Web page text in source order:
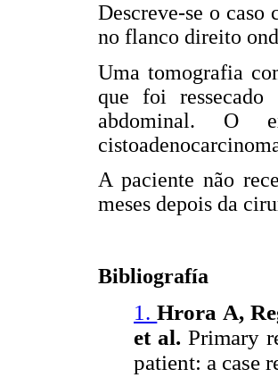
Descreve-se o
no flanco direito
Uma tomografia
que foi ressecado
abdominal. O
A paciente não
meses depois da
Bibliografía
1.Hrora A,
et al. Primary
patient: a case